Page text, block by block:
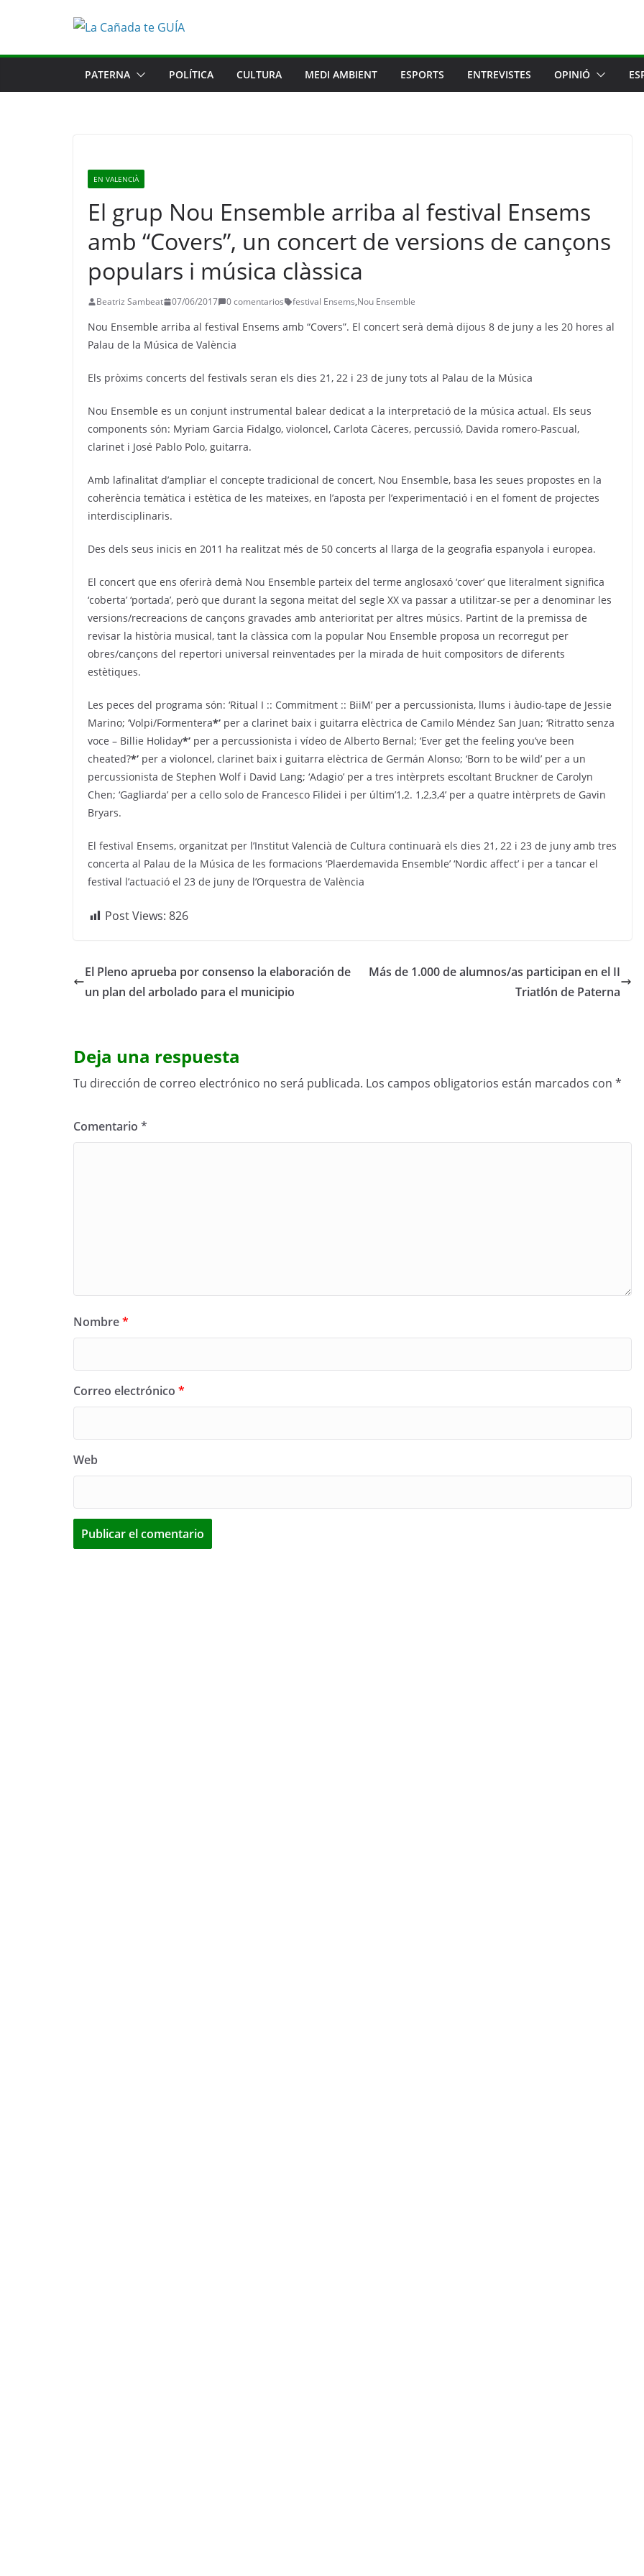
PATERNA POLÍTICA CULTURA MEDI AMBIENT ESPORTS ENTREVISTES OPINIÓ
EN VALENCIÀ
El grup Nou Ensemble arriba al festival Ensems
amb “Covers”, un concert de versions de cançons
populars i música clàssica
Beatriz Sambeat 07/06/2017 0 comentarios festival Ensems,Nou Ensemble
Nou Ensemble arriba al festival Ensems amb “Covers”. El concert serà demà dijous 8 de juny a les 20 hores al
Palau de la Música de València
Els pròxims concerts del festivals seran els dies 21, 22 i 23 de juny tots al Palau de la Música
Nou Ensemble es un conjunt instrumental balear dedicat a la interpretació de la música actual. Els seus
components són: Myriam Garcia Fidalgo, violoncel, Carlota Càceres, percussió, Davida romero-Pascual,
clarinet i José Pablo Polo, guitarra.
Amb lafinalitat d’ampliar el concepte tradicional de concert, Nou Ensemble, basa les seues propostes en la
coherència temàtica i estètica de les mateixes, en l’aposta per l’experimentació i en el foment de projectes
interdisciplinaris.
Des dels seus inicis en 2011 ha realitzat més de 50 concerts al llarga de la geografia espanyola i europea.
El concert que ens oferirà demà Nou Ensemble parteix del terme anglosaxó ‘cover’ que literalment significa
‘coberta’ ‘portada’, però que durant la segona meitat del segle XX va passar a utilitzar-se per a denominar les
versions/recreacions de cançons gravades amb anterioritat per altres músics. Partint de la premissa de
revisar la història musical, tant la clàssica com la popular Nou Ensemble proposa un recorregut per
obres/cançons del repertori universal reinventades per la mirada de huit compositors de diferents
estètiques.
Les peces del programa són: ‘Ritual I :: Commitment :: BiiM’ per a percussionista, llums i àudio-tape de Jessie
Marino; ‘Volpi/Formentera*’ per a clarinet baix i guitarra elèctrica de Camilo Méndez San Juan; ‘Ritratto senza
voce – Billie Holiday*’ per a percussionista i vídeo de Alberto Bernal; ‘Ever get the feeling you’ve been
cheated?*’ per a violoncel, clarinet baix i guitarra elèctrica de Germán Alonso; ‘Born to be wild’ per a un
percussionista de Stephen Wolf i David Lang; ‘Adagio’ per a tres intèrprets escoltant Bruckner de Carolyn
Chen; ‘Gagliarda’ per a cello solo de Francesco Filidei i per últim’1,2. 1,2,3,4’ per a quatre intèrprets de Gavin
Bryars.
El festival Ensems, organitzat per l’Institut Valencià de Cultura continuarà els dies 21, 22 i 23 de juny amb tres
concerta al Palau de la Música de les formacions ‘Plaerdemavida Ensemble’ ‘Nordic affect’ i per a tancar el
festival l’actuació el 23 de juny de l’Orquestra de València
Post Views: 826
El Pleno aprueba por consenso la elaboración de
un plan del arbolado para el municipio
Más de 1.000 de alumnos/as participan en el II
Triatlón de Paterna
Deja una respuesta
Tu dirección de correo electrónico no será publicada. Los campos obligatorios están marcados con *
Comentario *
Nombre*
Correo electrónico *
Web